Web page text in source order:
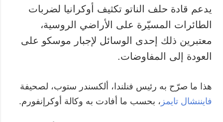
يدعم قادة حلف الناتو تكثيف أوكرانيا لضربات
الطائرات المسيّرة على الأراضي الروسية،
معتبرين ذلك إحدى الوسائل لإجبار موسكو على
العودة إلى المفاوضات.
هذا ما صرّح به رئيس فنلندا، ألكسندر ستوب، لصحيفة
فايننشال تايمز ، بحسب ما أفادت به وكالة أوكرإنفورم.